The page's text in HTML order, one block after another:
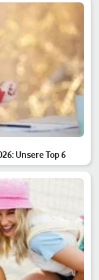
Unsere Top 6